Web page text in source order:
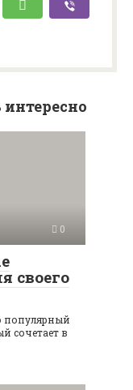
0
своего
популярный
сочетает в